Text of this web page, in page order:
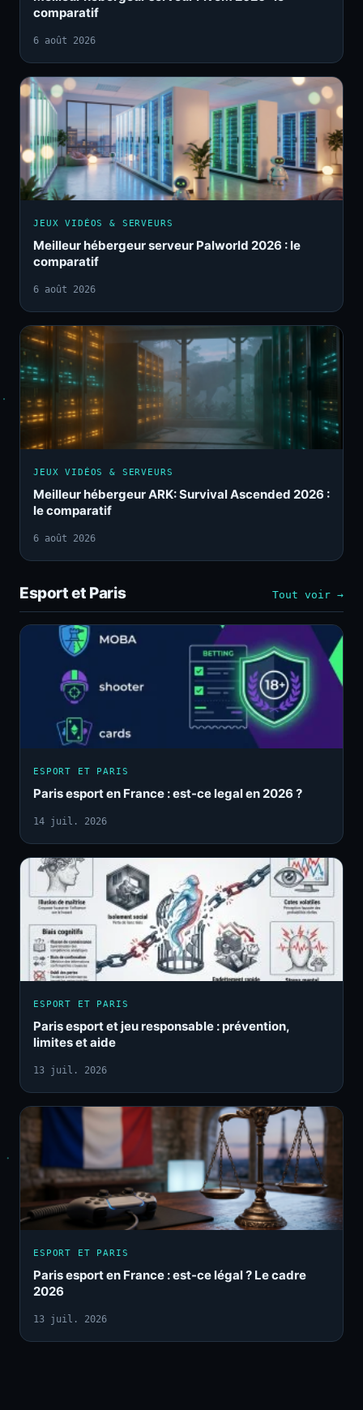
comparatif
6 août 2026
JEUX VIDÉOS & SERVEURS
Meilleur hébergeur serveur Palworld 2026 : le
comparatif
6 août 2026
JEUX VIDÉOS & SERVEURS
Meilleur hébergeur ARK: Survival Ascended 2026 :
le comparatif
6 août 2026
Esport et Paris Tout voir →
ESPORT ET PARIS
Paris esport en France : est-ce legal en 2026 ?
14 juil. 2026
ESPORT ET PARIS
Paris esport et jeu responsable : prévention,
limites et aide
13 juil. 2026
ESPORT ET PARIS
Paris esport en France : est-ce légal ? Le cadre
2026
13 juil. 2026